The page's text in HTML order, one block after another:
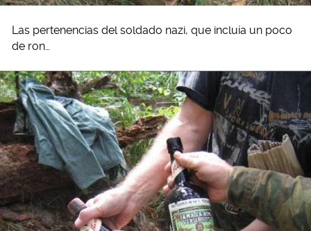
Las pertenencias del soldado nazi, que incluía un poco
de ron…